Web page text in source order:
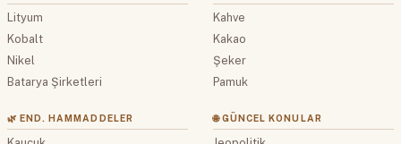
Lityum
Kobalt
Nikel
Batarya Şirketleri
Kahve
Kakao
Şeker
Pamuk
🌿 END. HAMMADDELER 🌐 GÜNCEL KONULAR